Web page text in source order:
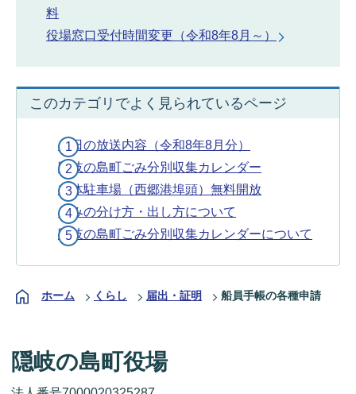
料
役場窓口受付時間変更（令和8年8月～）
このカテゴリでよく見られているページ
今日の放送内容（令和8年8月分）
隠岐の島町ごみ分別収集カレンダー
立体駐車場（西郷港埠頭）無料開放
ごみの分け方・出し方について
隠岐の島町ごみ分別収集カレンダーについて
ホーム くらし 届出・証明 船員手帳の各種申請
隠岐の島町役場